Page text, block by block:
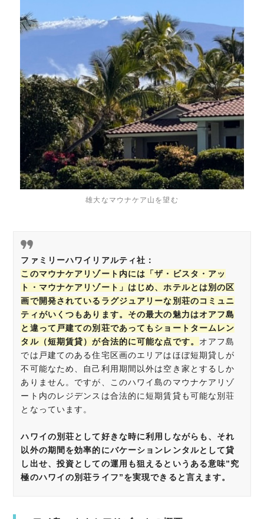
雄大なマウナケア山を望む
ファミリーハワイリアルティ社：
このマウナケアリゾート内には「ザ・ビスタ・アッ
ト・マウナケアリゾート」はじめ、ホテルとは別の区
画で開発されているラグジュアリーな別荘のコミュニ
ティがいくつもあります。その最大の魅力はオアフ島
と違って戸建ての別荘であってもショートタームレン
タル（短期賃貸）が合法的に可能な点です。 オアフ島
では戸建てのある住宅区画のエリアはほぼ短期貸しが
不可能なため、自己利用期間以外は空き家とするしか
ありません。ですが、このハワイ島のマウナケアリゾ
ート内のレジデンスは合法的に短期賃貸も可能な別荘
となっています。
ハワイの別荘として好きな時に利用しながらも、それ
以外の期間を効率的にバケーションレンタルとして貸
し出せ、投資としての運用も狙えるというある意味”究
極のハワイの別荘ライフ”を実現できると言えます。